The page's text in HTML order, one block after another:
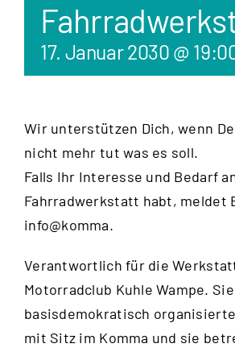
17. Januar 2030 @
Wir unterstützen Dich, wenn
nicht mehr tut was es soll.
Falls Ihr Interesse und Bedarf
Fahrradwerkstatt habt, meldet
info@komma.
Verantwortlich für die
Motorradclub Kuhle Wampe.
basisdemokratisch
mit Sitz im Komma und sie